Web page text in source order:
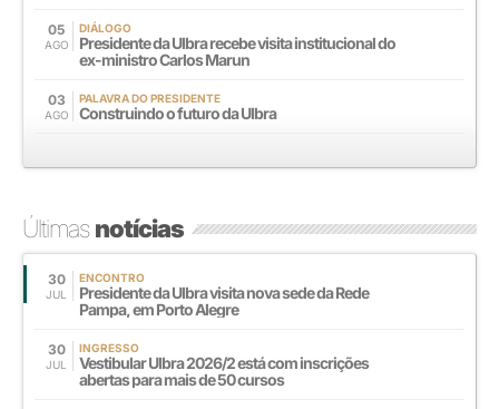
05
AGO
DIÁLOGO
Presidente da Ulbra recebe visita institucional do
ex-ministro Carlos Marun
03
AGO
PALAVRA DO PRESIDENTE
Construindo o futuro da Ulbra
Últimasnotícias
30
JUL
ENCONTRO
Presidente da Ulbra visita nova sede da Rede
Pampa, em Porto Alegre
30
JUL
INGRESSO
Vestibular Ulbra 2026/2 está com inscrições
abertas para mais de 50 cursos